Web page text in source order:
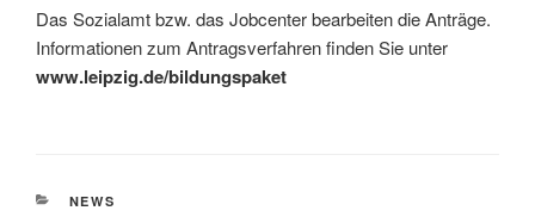
Das Sozialamt bzw. das Jobcenter bearbeiten die Anträge.
Informationen zum Antragsverfahren finden Sie unter
www.leipzig.de/bildungspaket
KATEGORIEN
NEWS